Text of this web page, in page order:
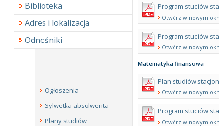
Biblioteka
Adres i lokalizacja
Odnośniki
Program studiów
Otwórz w nowym
Program studiów
Otwórz w nowym
Matematyka finansowa
Plan studiów
Otwórz w nowym
Program studiów
Otwórz w nowym
Ogłoszenia
Sylwetka absolwenta
Plany studiów